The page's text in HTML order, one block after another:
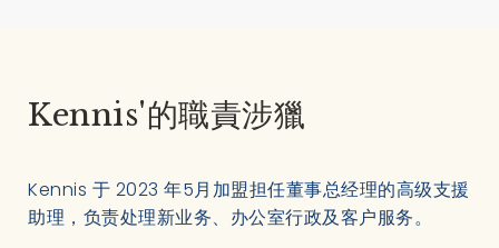
Kennis'的職責涉獵
Kennis 于 2023 年5月加盟担任董事总经理的高级支援
助理，负责处理新业务、办公室行政及客户服务。